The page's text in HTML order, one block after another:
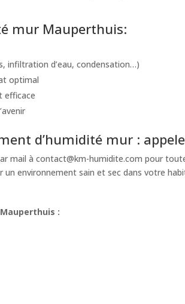
mur Mauperthuis:
infiltration d’eau, condensation…)
optimal
efficace
d’humidité mur :
mail àcontact@km-humidite.com pour
environnement sain et sec dans votre
: